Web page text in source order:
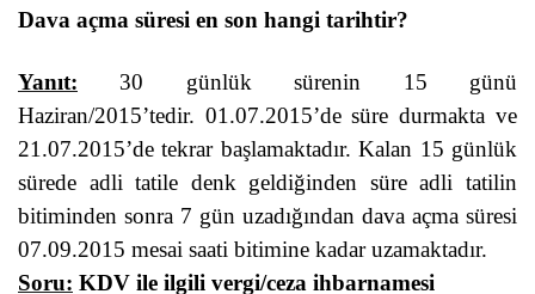
Dava açma süresi en son hangi tarihtir?
Yanıt: 30 günlük sürenin 15 günü
Haziran/2015’tedir. 01.07.2015’de süre durmakta ve
21.07.2015’de tekrar başlamaktadır. Kalan 15 günlük
sürede adli tatile denk geldiğinden süre adli tatilin
bitiminden sonra 7 gün uzadığından dava açma süresi
07.09.2015 mesai saati bitimine kadar uzamaktadır.
Soru: KDV ile ilgili vergi/ceza ihbarnamesi